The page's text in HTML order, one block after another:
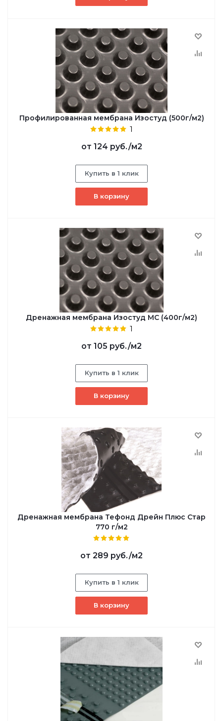
Профилированная мембрана Изостуд (500г/м2)
1
от 124 руб./м2
Купить в 1 клик
В корзину
Дренажная мембрана Изостуд МС (400г/м2)
1
от 105 руб./м2
Купить в 1 клик
В корзину
Дренажная мембрана Тефонд Дрейн Плюс Стар
770 г/м2
от 289 руб./м2
Купить в 1 клик
В корзину